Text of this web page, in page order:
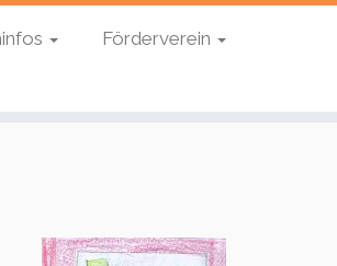
Förderverein